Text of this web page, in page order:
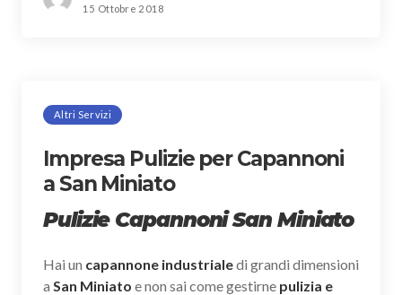
15 Ottobre 2018
Altri Servizi
Impresa Pulizie per Capannoni
a San Miniato
Pulizie Capannoni San Miniato
Hai un capannone industrialedi grandi dimensioni
a San Miniato e non sai come gestirne pulizia e